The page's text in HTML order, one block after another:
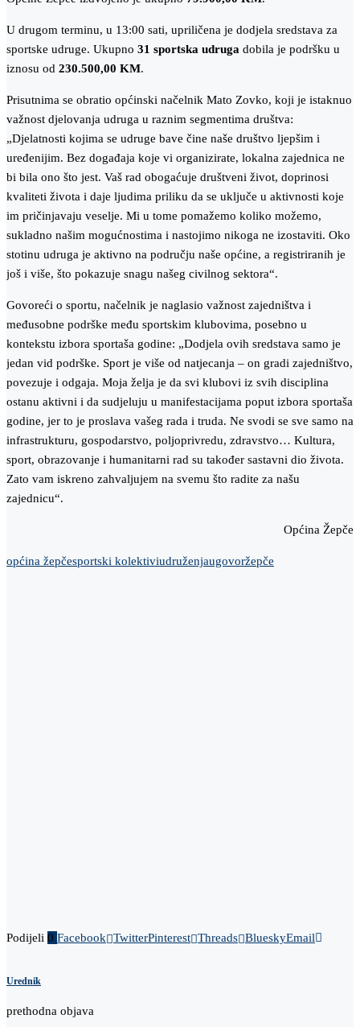
U drugom terminu, u 13:00 sati, upriličena je dodjela sredstava za
sportske udruge. Ukupno 31 sportska udruga dobila je podršku u
iznosu od 230.500,00 KM.
Prisutnima se obratio općinski načelnik Mato Zovko, koji je istaknuo
važnost djelovanja udruga u raznim segmentima društva:
„Djelatnosti kojima se udruge bave čine naše društvo ljepšim i
uređenijim. Bez događaja koje vi organizirate, lokalna zajednica ne
bi bila ono što jest. Vaš rad obogaćuje društveni život, doprinosi
kvaliteti života i daje ljudima priliku da se uključe u aktivnosti koje
im pričinjavaju veselje. Mi u tome pomažemo koliko možemo,
sukladno našim mogućnostima i nastojimo nikoga ne izostaviti. Oko
stotinu udruga je aktivno na području naše općine, a registriranih je
još i više, što pokazuje snagu našeg civilnog sektora“.
Govoreći o sportu, načelnik je naglasio važnost zajedništva i
međusobne podrške među sportskim klubovima, posebno u
kontekstu izbora sportaša godine: „Dodjela ovih sredstava samo je
jedan vid podrške. Sport je više od natjecanja – on gradi zajedništvo,
povezuje i odgaja. Moja želja je da svi klubovi iz svih disciplina
ostanu aktivni i da sudjeluju u manifestacijama poput izbora sportaša
godine, jer to je proslava vašeg rada i truda. Ne svodi se sve samo na
infrastrukturu, gospodarstvo, poljoprivredu, zdravstvo… Kultura,
sport, obrazovanje i humanitarni rad su također sastavni dio života.
Zato vam iskreno zahvaljujem na svemu što radite za našu
zajednicu“.
Općina Žepče
općina žepčesportski kolektiviudruženjaugovoržepče
Podijeli 0 Facebook TwitterPinterest Threads BlueskyEmail
Urednik
prethodna objava